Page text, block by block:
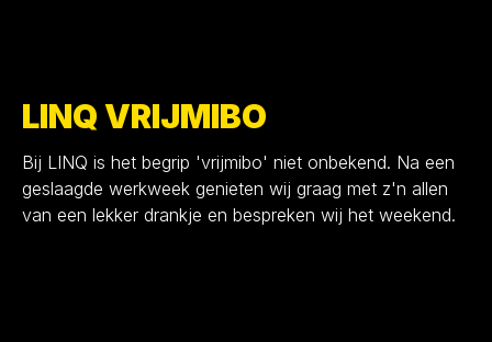
LINQ VRIJMIBO
Bij LINQ is het begrip 'vrijmibo' niet onbekend. Na een
geslaagde werkweek genieten wij graag met z'n allen
van een lekker drankje en bespreken wij het weekend.